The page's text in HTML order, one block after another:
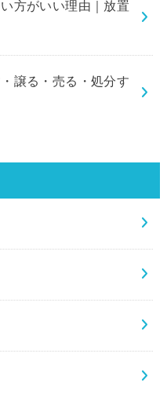
方がいい理由｜放置
譲る・売る・処分す